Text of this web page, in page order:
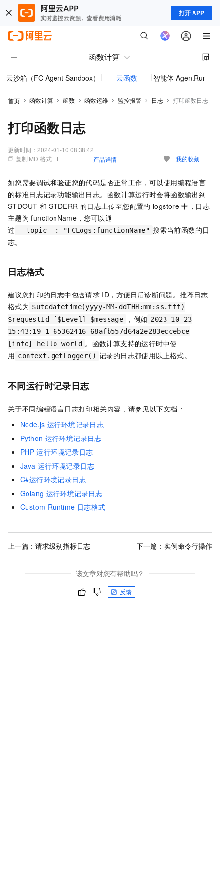
打开 APP
函数计算
云沙箱（FC Agent Sandbox） 云函数 智能体 AgentRun
首页 函数计算 函数 函数运维 监控报警 日志 打印函数日志
打印函数日志
更新时间： 2024-01-10 08:38:42
复制 MD 格式
产品详情 我的收藏
如您需要调试和验证您的代码是否正常工作，可以使用编程语言
的标准日志记录功能输出日志。 函数计算运行时会将函数输出到
STDOUT 和 STDERR 的日志上传至您配置的 logstore 中，日志
主题为 functionName，您可以通
过
__topic__: "FCLogs:functionName" 搜索当前函数的日
志。
日志格式
建议您打印的日志中包含请求 ID，方便日后诊断问题。推荐日志
格式为 $utcdatetime(yyyy-MM-ddTHH:mm:ss.fff)
$requestId [$Level] $message
，例如 2023-10-23
15:43:19 1-65362416-68afb557d64a2e283eccebce
[info] hello world 。 函数计算支持的运行时中使
用 context.getLogger() 记录的日志都使用以上格式。
不同运行时记录日志
关于不同编程语言日志打印相关内容，请参见以下文档：
Node.js 运行环境记录日志
Python 运行环境记录日志
PHP 运行环境记录日志
Java 运行环境记录日志
C#运行环境记录日志
Golang 运行环境记录日志
Custom Runtime 日志格式
上一篇： 请求级别指标日志 下一篇： 实例命令行操作
该文章对您有帮助吗？
反馈